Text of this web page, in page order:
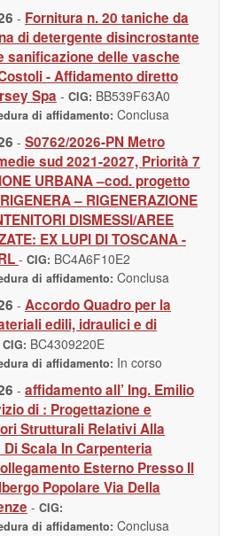
- Fornitura n. 20 taniche da
di detergente disincrostante
sanificazione delle vasche
- Affidamento diretto
Spa - CIG: BB539F63A0
di affidamento: Conclusa
- S0762/2026-PN Metro
sud 2021-2027, Priorità 7
URBANA –cod. progetto
– RIGENERAZIONE
DISMESSI/AREE
EX LUPI DI TOSCANA -
- CIG: BC4A6F10E2
di affidamento: Conclusa
- Accordo Quadro per la
edili, idraulici e di
CIG: BC4309220E
di affidamento: In corso
- affidamento all’ Ing. Emilio
di : Progettazione e
Strutturali Relativi Alla
Scala In Carpenteria
Esterno Presso Il
Popolare Via Della
- CIG:
di affidamento: Conclusa